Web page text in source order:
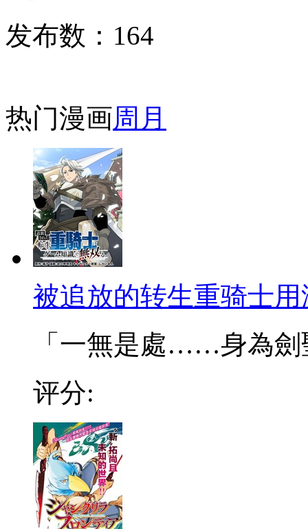
发布数： 164
热门漫画周 月
被追放的转生重骑士
「一無是處……身為劍
评分: